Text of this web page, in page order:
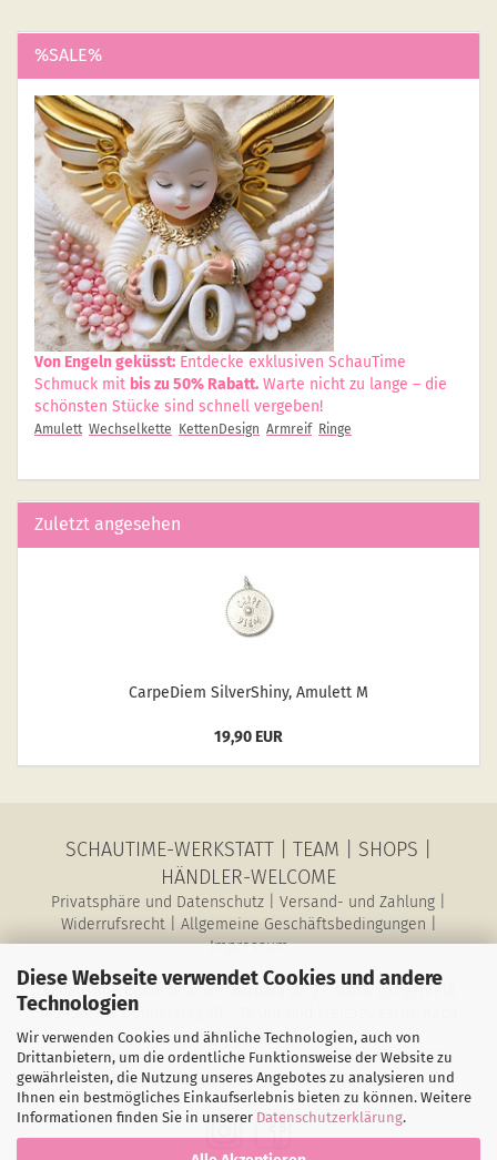
Diese Webseite verwendet Cookies und andere
Technologien
Wir verwenden Cookies und ähnliche Technologien, auch von
Drittanbietern, um die ordentliche Funktionsweise der Website zu
gewährleisten, die Nutzung unseres Angebotes zu analysieren und
Ihnen ein bestmögliches Einkaufserlebnis bieten zu können. Weitere
Informationen finden Sie in unserer Datenschutzerklärung.
%SALE%
Von Engeln geküsst: Entdecke exklusiven SchauTime
Schmuck mit bis zu 50% Rabatt. Warte nicht zu lange – die
schönsten Stücke sind schnell vergeben!
Amulett Wechselkette KettenDesign Armreif Ringe
Zuletzt angesehen
Car­pe­Diem Sil­verS­hiny, Amu­lett M
19,90 EUR
SCHAUTIME-WERKSTATT TEAM SHOPS
HÄNDLER-WELCOME
Privatsphäre und Datenschutz Versand- und Zahlung
Widerrufsrecht| Allgemeine Geschäftsbedingungen
Impressum
SchauTime Conni Jeschke, Barbarastr. 27, 40764 Langenfeld
Montag bis Donnerstag 10 - 15 Uhr und Freitags gerne nach
Vereinbarung
E-Mail: magazin@schau-time.de • Telefon: 02173-3946730 •
Mobil: 01578-6387198 • Fax: 02173-1068796